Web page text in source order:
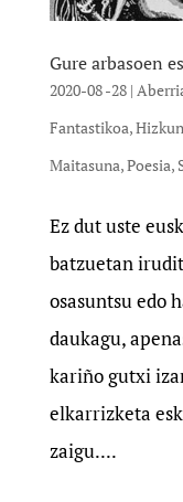
Gure arbasoen
2020-08 -28|
Fantastikoa,
Maitasuna,Poesia,
Ez dut uste
batzuetan
osasuntsu edo
daukagu,
kariño gutxi
elkarrizketa
zaigu....